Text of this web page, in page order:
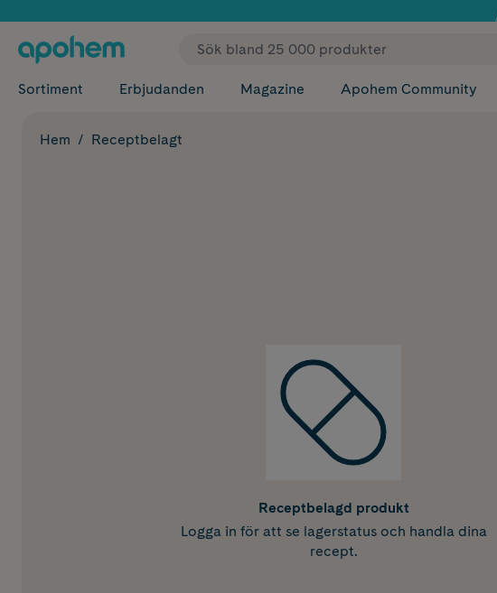
✓ Fri frakt
Sortiment Erbjudanden Magazine Apohem Community
Hem Receptbelagt
Receptbelagd produkt
Logga in för att se lagerstatus och handla dina
recept.